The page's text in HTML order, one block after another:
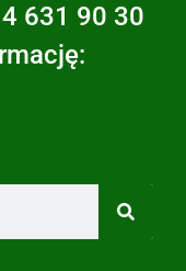
631 90 30